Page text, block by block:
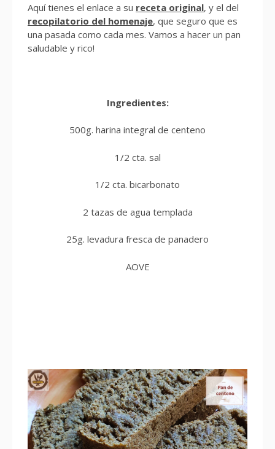
Aquí tienes el enlace a su receta original, y el del
recopilatorio del homenaje, que seguro que es
una pasada como cada mes. Vamos a hacer un pan
saludable y rico!
Ingredientes:
500g. harina integral de centeno
1/2 cta. sal
1/2 cta. bicarbonato
2 tazas de agua templada
25g. levadura fresca de panadero
AOVE